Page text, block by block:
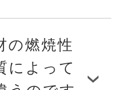
省エネによ
保全にも
きます。
高炉スラ
物）など
れた断熱
もちろん、
ンフォー
らずすべ
の燃焼性
によって